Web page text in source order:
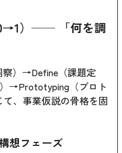
）── 「何を調
察）→Define（課題定
→Prototyping（プロト
、事業仮説の骨格を固
想フェーズ